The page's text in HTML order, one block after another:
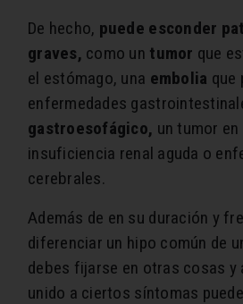
De hecho, puede esconder
graves, como un tumor que
el estómago, una embolia que
enfermedades
gastroesofágico, un tumor
insuficiencia renal aguda o
cerebrales.
Además de en su duración y
diferenciar un hipo común de
debes fijarse en otras cosas y
unido a ciertos síntomas